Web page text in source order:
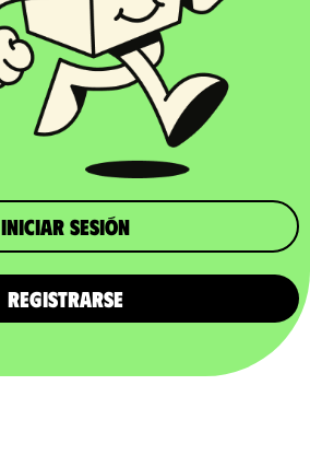
iniciar sesión
REGISTRARSE